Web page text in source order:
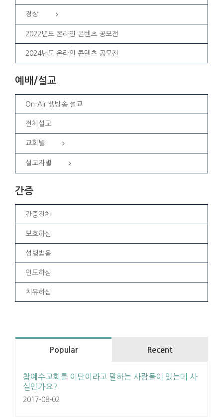
경상
2022년도 온라인 콘텐츠 공모전
2024년도 온라인 콘텐츠 공모전
예배/설교
On-Air 생방송 설교
전체설교
교회별
설교자별
간증
간증전체
보호하심
성령받음
인도하심
치유하심
Popular Recent
참예수교회를 이단이라고 말하는 사람들이 있는데 사
실인가요?
2017-08-02